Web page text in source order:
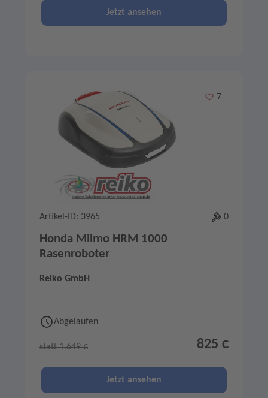
Jetzt ansehen
Merken
7
Artikel-ID: 3965 0
Honda Miimo HRM 1000
Rasenroboter
Reiko GmbH
Abgelaufen
statt 1.649 € 825 €
Jetzt ansehen